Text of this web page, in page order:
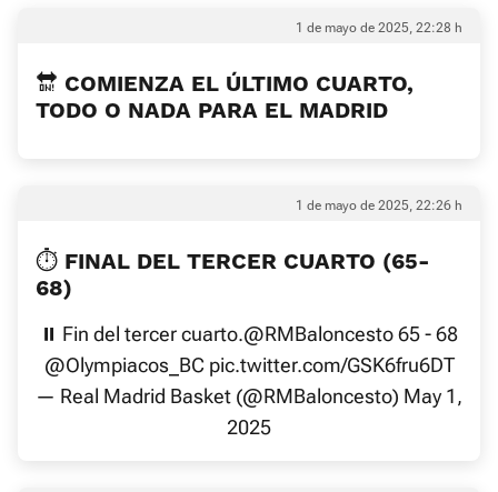
1 de mayo de 2025, 22:28 h
🔛 COMIENZA EL ÚLTIMO CUARTO,
TODO O NADA PARA EL MADRID
1 de mayo de 2025, 22:26 h
⏱️ FINAL DEL TERCER CUARTO (65-
68)
⏸️ Fin del tercer cuarto.@RMBaloncesto65 - 68
@Olympiacos_BC pic.twitter.com/GSK6fru6DT
— Real Madrid Basket (@RMBaloncesto) May 1,
2025